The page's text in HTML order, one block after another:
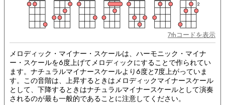
2
7thコードを表示
メロディック・マイナー・スケールは、ハーモニック・マイナ
ー・スケールを6度上げてメロディックにすることで作られてい
ます。ナチュラルマイナースケールより6度と7度上がっていま
す。この音階は、上昇するときはメロディックマイナースケール
として、下降するときはナチュラルマイナースケールとして演奏
されるのが最も一般的であることに注意してください。